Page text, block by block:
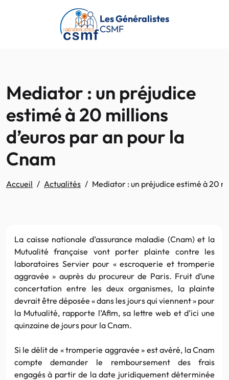
Passer au contenu principal
Les Généralistes
CSMF
Mediator : un préjudice
estimé à 20 millions
d’euros par an pour la
Cnam
Accueil Actualités Mediator : un préjudice estimé à 20
La caisse nationale d’assurance maladie (Cnam) et la
Mutualité française vont porter plainte contre les
laboratoires Servier pour « escroquerie et tromperie
aggravée » auprès du procureur de Paris. Fruit d’une
concertation entre les deux organismes, la plainte
devrait être déposée « dans les jours qui viennent » pour
la Mutualité, rapporte l’Afim, sa lettre web et d’ici une
quinzaine de jours pour la Cnam.
Si le délit de « tromperie aggravée » est avéré, la Cnam
compte demander le remboursement des frais
engagés à partir de la date juridiquement déterminée